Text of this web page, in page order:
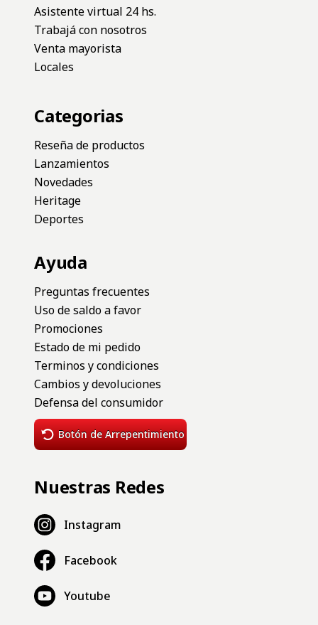
Contacto
Contactános
11-4530-2741
Asistente virtual 24 hs.
Trabajá con nosotros
Venta mayorista
Locales
Categorias
Reseña de productos
Novedades
Heritage
Deportes